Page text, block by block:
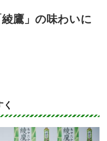
鷹」の味わいに